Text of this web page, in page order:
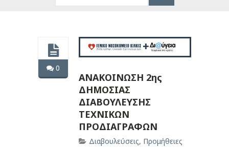
0
ΑΝΑΚΟΙΝΩΣΗ 2ης
ΔΗΜΟΣΙΑΣ
ΔΙΑΒΟΥΛΕΥΣΗΣ
ΤΕΧΝΙΚΩΝ
ΠΡΟΔΙΑΓΡΑΦΩΝ
Διαβουλεύσεις, Προμήθειες